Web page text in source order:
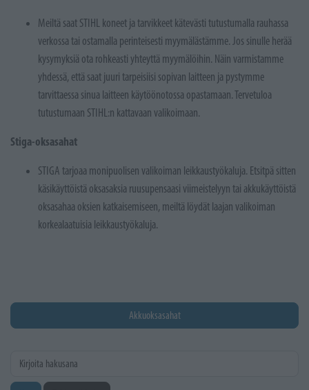
Meiltä saat STIHL koneet ja tarvikkeet kätevästi tutustumalla rauhassa
verkossa tai ostamalla perinteisesti myymälästämme. Jos sinulle herää
kysymyksiä ota rohkeasti yhteyttä myymälöihin. Näin varmistamme
yhdessä, että saat juuri tarpeisiisi sopivan laitteen ja pystymme
tarvittaessa sinua laitteen käytöönotossa opastamaan. Tervetuloa
tutustumaan STIHL:n kattavaan valikoimaan.
Stiga-oksasahat
STIGA tarjoaa monipuolisen valikoiman leikkaustyökaluja. Etsitpä sitten
käsikäyttöistä oksasaksia ruusupensaasi viimeistelyyn tai akkukäyttöistä
oksasahaa oksien katkaisemiseen, meiltä löydät laajan valikoiman
korkealaatuisia leikkaustyökaluja.
Akkuoksasahat
Kirjoita hakusana